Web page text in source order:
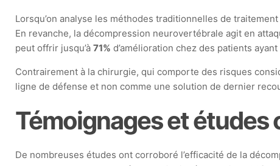
Lorsqu’on analyse les méthodes traditionnelles de
En revanche, la décompression neurovertébrale agit en
peut offrir jusqu’à71% d’amélioration chez des patients
Contrairement à la chirurgie, qui comporte des risques
ligne de défense et non comme une solution de dernier
Témoignages et études
De nombreuses études ont corroboré l’efficacité de la